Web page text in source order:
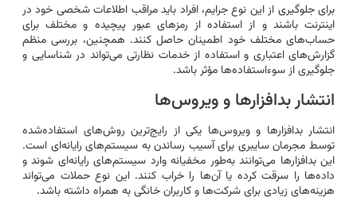
برای جلوگیری از این نوع جرایم، افراد باید مراقب اطلاعات شخصی خود در
اینترنت باشند و از استفاده از رمزهای عبور پیچیده و مختلف برای
حساب‌های مختلف خود اطمینان حاصل کنند. همچنین، بررسی منظم
گزارش‌های اعتباری و استفاده از خدمات نظارتی می‌تواند در شناسایی و
جلوگیری از سوءاستفاده‌ها مؤثر باشد.
انتشار بدافزارها و ویروس‌ها
انتشار بدافزارها و ویروس‌ها یکی از رایج‌ترین روش‌های استفاده‌شده
توسط مجرمان سایبری برای آسیب رساندن به سیستم‌های رایانه‌ای است.
این بدافزارها می‌توانند به‌طور مخفیانه وارد سیستم‌های رایانه‌ای شوند و
داده‌ها را سرقت کرده یا آن‌ها را خراب کنند. این نوع حملات می‌تواند
هزینه‌های زیادی برای شرکت‌ها و کاربران خانگی به همراه داشته باشد.